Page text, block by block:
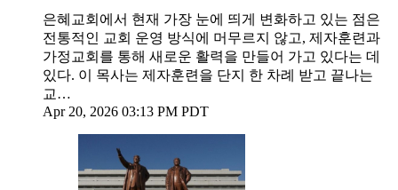
은혜교회에서 현재 가장 눈에 띄게 변화하고 있는 점은
전통적인 교회 운영 방식에 머무르지 않고, 제자훈련과
가정교회를 통해 새로운 활력을 만들어 가고 있다는 데
있다. 이 목사는 제자훈련을 단지 한 차례 받고 끝나는
교…
Apr 20, 2026 03:13 PM PDT